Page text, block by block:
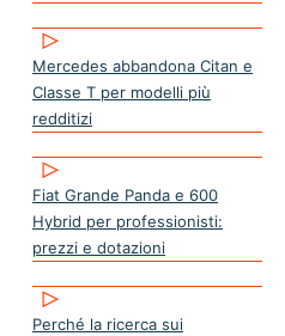
Mercedes abbandona Citan e
Classe T per modelli più
redditizi
Fiat Grande Panda e 600
Hybrid per professionisti:
prezzi e dotazioni
Perché la ricerca sui